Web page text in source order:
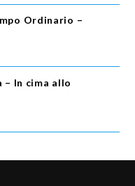
Ordinario –
– In cima allo